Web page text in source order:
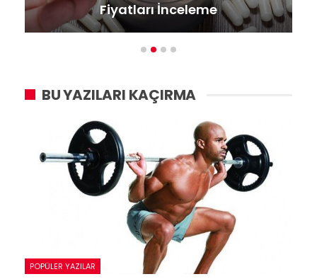
Fiyatları İnceleme
En İyi 5
BU YAZILARI KAÇIRMA
POPÜLER YAZILAR